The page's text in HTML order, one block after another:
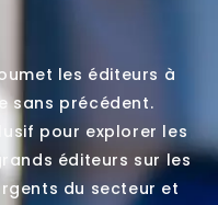
les éditeurs à
sans précédent.
pour explorer les
éditeurs sur les
du secteur et